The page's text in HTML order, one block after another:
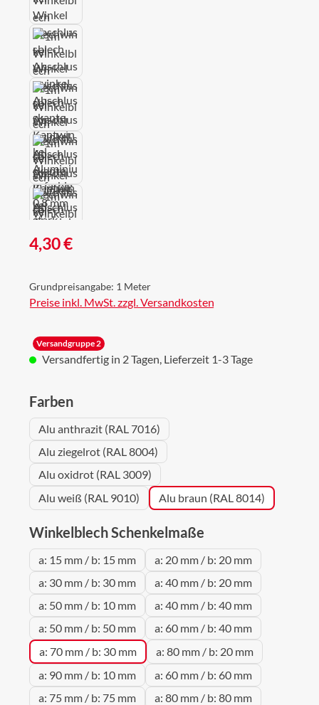
Regulärer Preis:
4,30 €
Grundpreisangabe: 1 Meter
Preise inkl. MwSt. zzgl. Versandkosten
Versandgruppe 2
Versandfertig in 2 Tagen, Lieferzeit 1-3 Tage
Farbenauswählen
Alu anthrazit (RAL 7016)
Alu ziegelrot (RAL 8004)
Alu oxidrot (RAL 3009)
Alu weiß (RAL 9010)
Alu braun (RAL 8014)
Winkelblech Schenkelmaße
a: 15 mm / b: 15 mm
a: 20 mm / b: 20 mm
a: 30 mm / b: 30 mm
a: 40 mm / b: 20 mm
a: 50 mm / b: 10 mm
a: 40 mm / b: 40 mm
a: 50 mm / b: 50 mm
a: 60 mm / b: 40 mm
a: 70 mm / b: 30 mm
a: 80 mm / b: 20 mm
a: 90 mm / b: 10 mm
a: 60 mm / b: 60 mm
a: 75 mm / b: 75 mm
a: 80 mm / b: 80 mm